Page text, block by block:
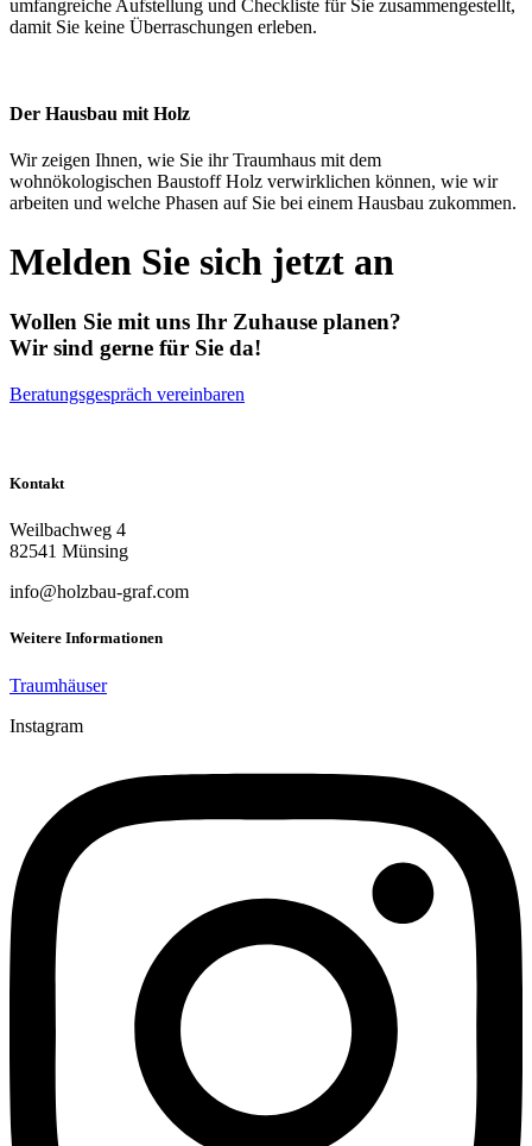
umfangreiche Aufstellung und Checkliste für Sie zusammengestellt,
damit Sie keine Überraschungen erleben.
Der Hausbau mit Holz
Wir zeigen Ihnen, wie Sie ihr Traumhaus mit dem
wohnökologischen Baustoff Holz verwirklichen können, wie wir
arbeiten und welche Phasen auf Sie bei einem Hausbau zukommen.
Melden Sie sich jetzt an
Wollen Sie mit uns Ihr Zuhause planen?
Wir sind gerne für Sie da!
Beratungsgespräch vereinbaren
Kontakt
Weilbachweg 4
82541 Münsing
info@holzbau-graf.com
Weitere Informationen
Traumhäuser
Instagram